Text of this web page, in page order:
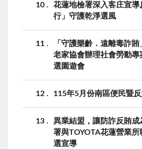
10
花蓮地檢署深入客庄宣導
行」守護乾淨選風
11
「守護樂齡．遠離毒詐
老家協會辦理社會勞動專
選園遊會
12 115年5月份南區便民暨
13
異業結盟，讓防詐反賄
署與TOYOTA花蓮營業
選宣導